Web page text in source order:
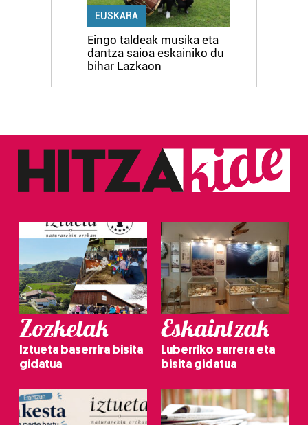
EUSKARA
Eingo taldeak musika eta
dantza saioa eskainiko du
bihar Lazkaon
Zozketak
Iztueta baserrira bisita
gidatua
Eskaintzak
Luberriko sarrera eta
bisita gidatua